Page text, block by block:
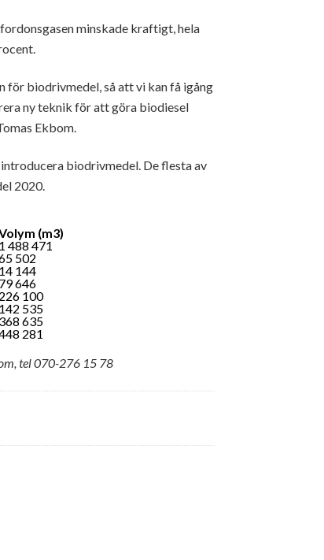
minskade kraftigt, hela
för biodrivmedel, så att vi kan få igång
ny teknik för att göra biodiesel
Ekbom.
biodrivmedel. De flesta av
2020.
(m3)
1 488 471
502
14 144
79 646
226 100
142 535
368 635
281
tel 070-276 15 78